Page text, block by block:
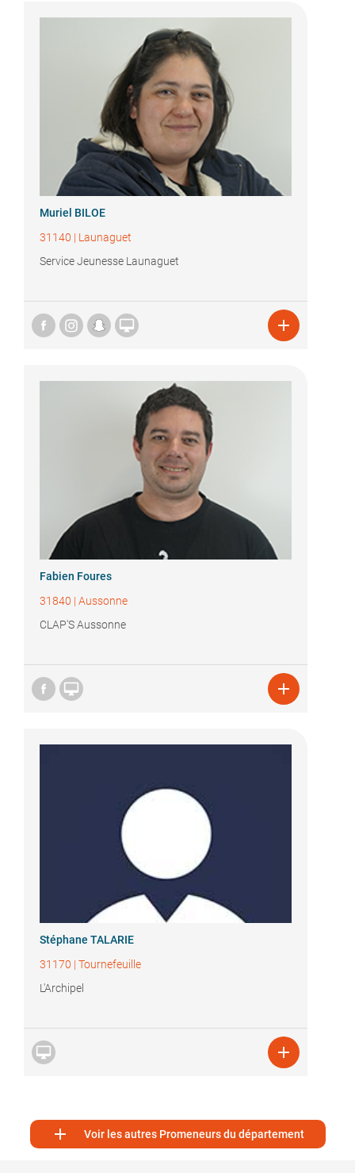
Muriel BILOE
31140 | Launaguet
Service Jeunesse Launaguet
 
Fabien Foures
31840 | Aussonne
CLAP'S Aussonne
 
Stéphane TALARIE
31170 | Tournefeuille
L'Archipel
 
 Voir les autres Promeneurs du département